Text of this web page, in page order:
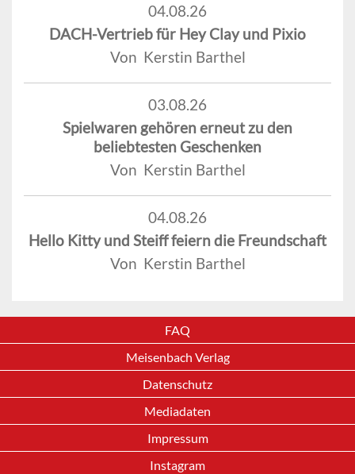
04.08.26
DACH-Vertrieb für Hey Clay und Pixio
Von Kerstin Barthel
03.08.26
Spielwaren gehören erneut zu den
beliebtesten Geschenken
Von Kerstin Barthel
04.08.26
Hello Kitty und Steiff feiern die Freundschaft
Von Kerstin Barthel
FAQ
Meisenbach Verlag
Datenschutz
Mediadaten
Impressum
Instagram